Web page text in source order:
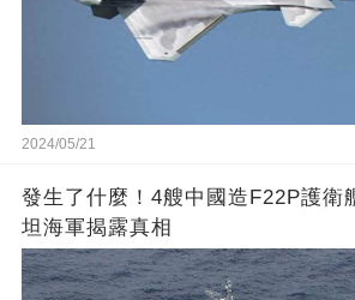
2024/05/21
發生了什麼！4艘中國造F22P護衛
坦海軍揭露真相